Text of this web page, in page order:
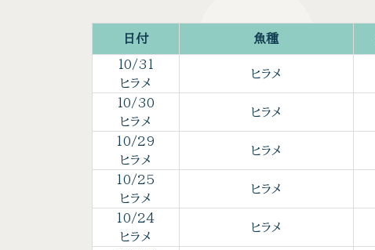
日付 魚種
10/31
ヒラメ
ヒラメ
10/30
ヒラメ
ヒラメ
10/29
ヒラメ
ヒラメ
10/25
ヒラメ
ヒラメ
10/24
ヒラメ
ヒラメ